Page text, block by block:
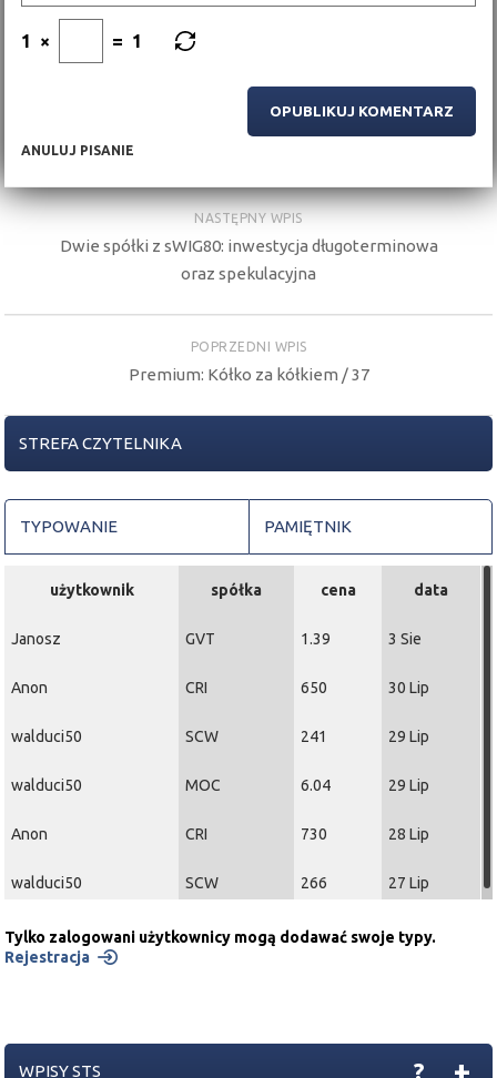
ANULUJ PISANIE
1 × = 1
NASTĘPNY WPIS
Dwie spółki z sWIG80: inwestycja długoterminowa
oraz spekulacyjna
POPRZEDNI WPIS
Premium: Kółko za kółkiem / 37
STREFA CZYTELNIKA
TYPOWANIE PAMIĘTNIK
użytkownik spółka cena data
Janosz GVT 1.39 3 Sie
Anon CRI 650 30 Lip
walduci50 SCW 241 29 Lip
walduci50 MOC 6.04 29 Lip
Anon CRI 730 28 Lip
walduci50 SCW 266 27 Lip
Tylko zalogowani użytkownicy mogą dodawać swoje typy.
Rejestracja
WPISY STS +
?